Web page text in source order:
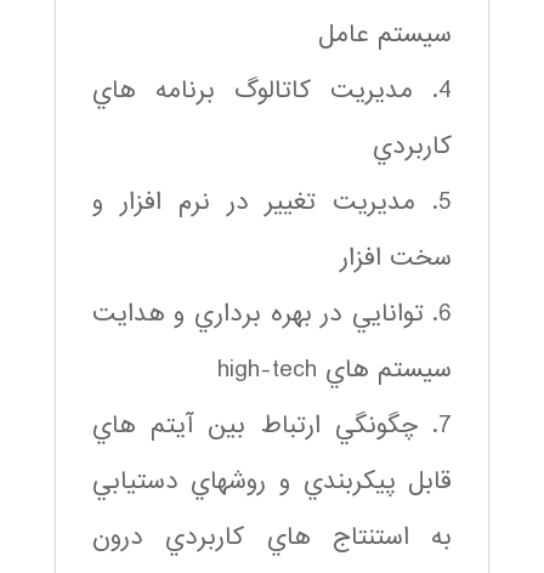
سيستم عامل
4. مديريت كاتالوگ برنامه هاي
كاربردي
5. مديريت تغيير در نرم افزار و
سخت افزار
6. توانايي در بهره برداري و هدايت
سيستم هاي high-tech
7. چگونگي ارتباط بين آيتم هاي
قابل پيكربندي و روشهاي دستيابي
به استنتاج هاي كاربردي درون